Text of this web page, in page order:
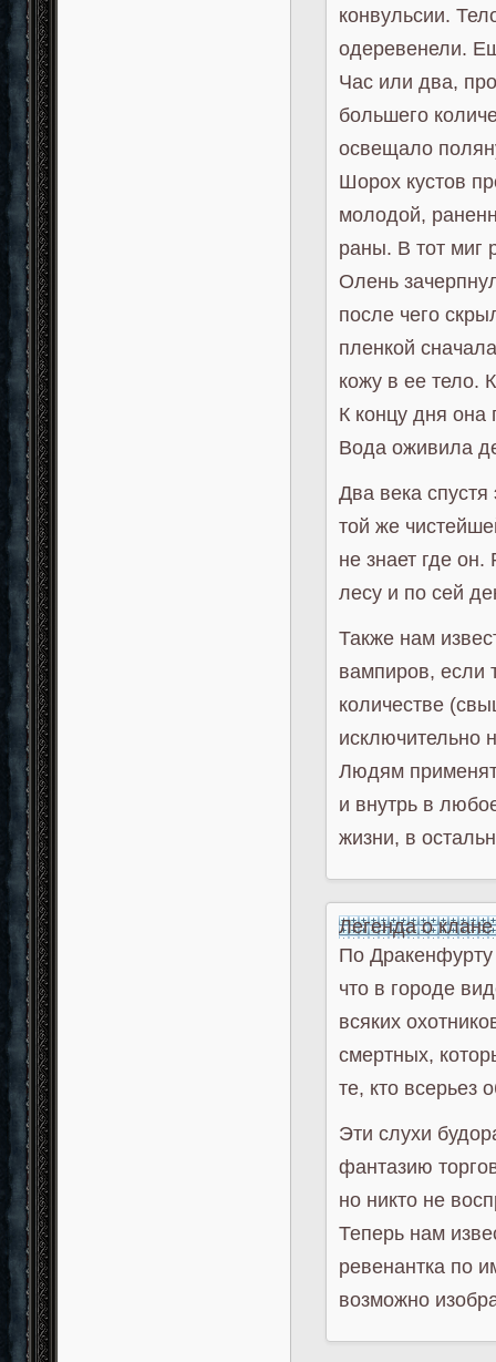
конвульсии.
одеревенели.
Час или два,
большего
освещало
Шорох кустов
молодой,
раны. В тот миг
Олень
после чего
пленкой
кожу в ее тело.
К концу дня она
Вода оживила
Два века
той же
не знает где
лесу и по сей
Также нам
вампиров, если
количестве
исключительно
Людям
и внутрь в
жизни, в
Легенда о
По Дракенфурту
что в городе
всяких
смертных,
те, кто всерьез
Эти слухи
фантазию
но никто не
Теперь нам
ревенантка по
возможно